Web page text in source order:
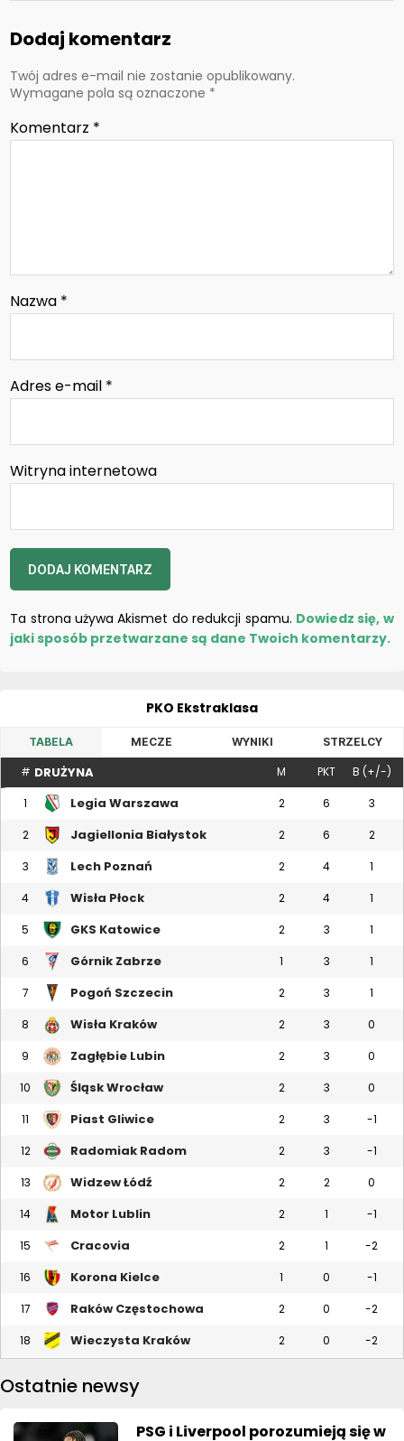
Dodaj komentarz
Twój adres e-mail nie zostanie opublikowany.
Wymagane pola są oznaczone *
Komentarz *
Nazwa *
Adres e-mail *
Witryna internetowa
Ta strona używa Akismet do redukcji spamu. Dowiedz się, w
jaki sposób przetwarzane są dane Twoich komentarzy.
PKO Ekstraklasa
TABELA MECZE WYNIKI STRZELCY
# DRUŻYNA M PKT B (+/-)
1 Legia Warszawa 2 6 3
2 Jagiellonia Białystok 2 6 2
3 Lech Poznań 2 4 1
4 Wisła Płock 2 4 1
5 GKS Katowice 2 3 1
6 Górnik Zabrze 1 3 1
7 Pogoń Szczecin 2 3 1
8 Wisła Kraków 2 3 0
9 Zagłębie Lubin 2 3 0
10 Śląsk Wrocław 2 3 0
11 Piast Gliwice 2 3 -1
12 Radomiak Radom 2 3 -1
13 Widzew Łódź 2 2 0
14 Motor Lublin 2 1 -1
15 Cracovia 2 1 -2
16 Korona Kielce 1 0 -1
17 Raków Częstochowa 2 0 -2
18 Wieczysta Kraków 2 0 -2
Ostatnie newsy
PSG i Liverpool porozumieją się w